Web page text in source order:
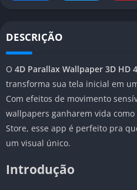
DESCRIÇÃO
O 4D Parallax Wallpaper 3D HD
transforma sua tela inicial em
Com efeitos de movimento
wallpapers ganharem vida
Store, esse app é perfeito pra
um visual único.
Introdução